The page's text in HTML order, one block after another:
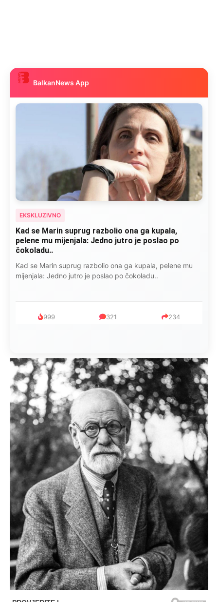
BalkanNews App
EKSKLUZIVNO
Kad se Marin suprug razbolio ona ga kupala,
pelene mu mijenjala: Jedno jutro je poslao po
čokoladu..
Kad se Marin suprug razbolio ona ga kupala, pelene mu
mijenjala: Jedno jutro je poslao po čokoladu..
999 321 234